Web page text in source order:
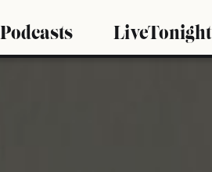
Podcasts LiveTonight